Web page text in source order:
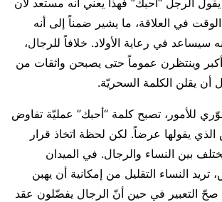
الرجل “أحبك” فهذا يعني أنه مستعد لأن
في العلاقة، ما يشير ضمناً إلى أنه
سيساعد في رعاية الأولاد. خلافاً للرجال،
وينتظرن عموماً حتى يصبحن واثقات من
أن يقلن الكلمة السحريّة.
للأمور، تصبح كلمة “أحبك” عمليّة تفاوض
يقولها عرضاً. لكن لحظة اتخاذ قرار
بين النساء والرجال. في الميدان
تريد النساء التقليل من إمكانية أن يهبن
صحّ التعبير في حين أنّ الرجال يفضّلون عقد